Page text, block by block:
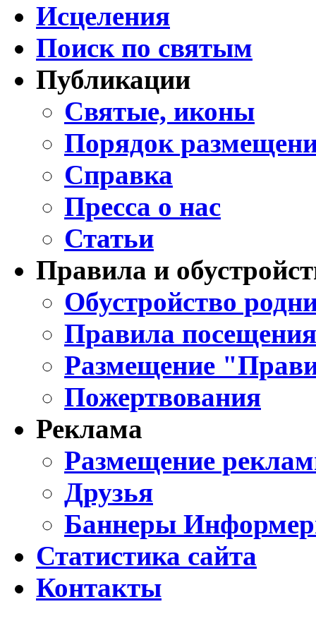
Исцеления
Поиск по святым
Публикации
Святые, иконы
Порядок
Справка
Пресса о нас
Статьи
Правила и
Обустройство
Правила
Размещение
Пожертвования
Реклама
Размещение
Друзья
Баннеры
Статистика сайта
Контакты